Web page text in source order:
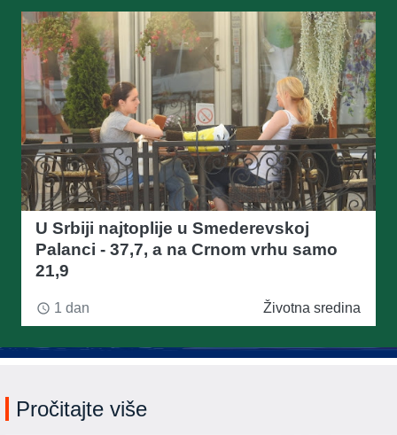
U Srbiji najtoplije u Smederevskoj
Palanci - 37,7, a na Crnom vrhu samo
21,9
access_time 1 dan Životna sredina
Pročitajte više